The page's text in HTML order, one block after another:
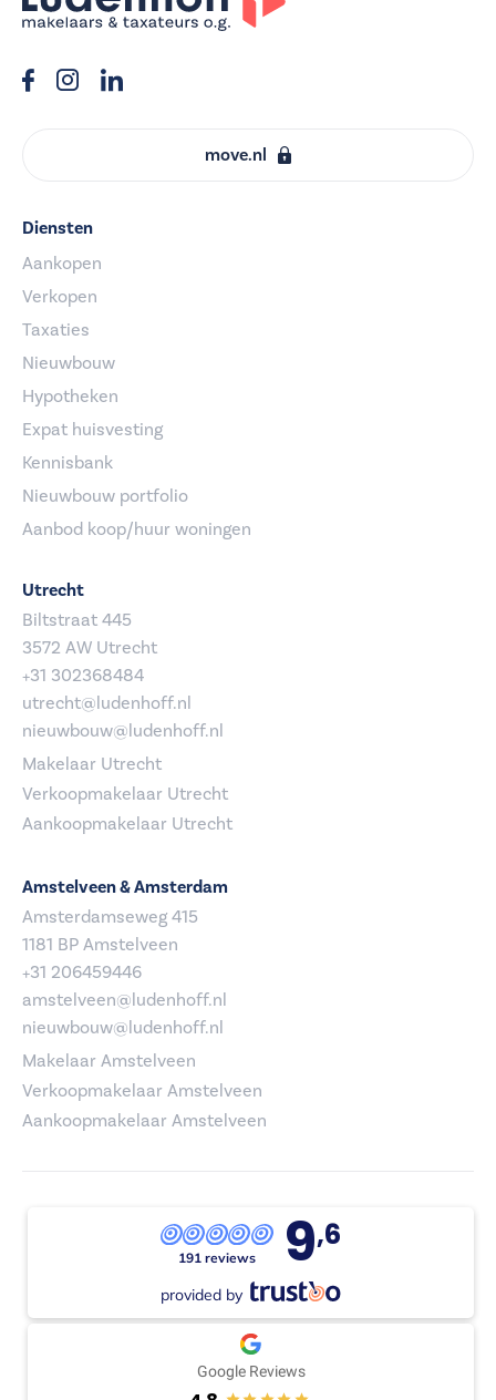
move.nl
Diensten
Aankopen
Verkopen
Taxaties
Nieuwbouw
Hypotheken
Expat huisvesting
Kennisbank
Nieuwbouw portfolio
Aanbod koop/huur woningen
Utrecht
Biltstraat 445
3572 AW Utrecht
+31 302368484
utrecht@ludenhoff.nl
nieuwbouw@ludenhoff.nl
Makelaar Utrecht
Verkoopmakelaar Utrecht
Aankoopmakelaar Utrecht
Amstelveen & Amsterdam
Amsterdamseweg 415
1181 BP Amstelveen
+31 206459446
amstelveen@ludenhoff.nl
nieuwbouw@ludenhoff.nl
Makelaar Amstelveen
Verkoopmakelaar Amstelveen
Aankoopmakelaar Amstelveen
191 reviews 9,6
provided by
Google Reviews